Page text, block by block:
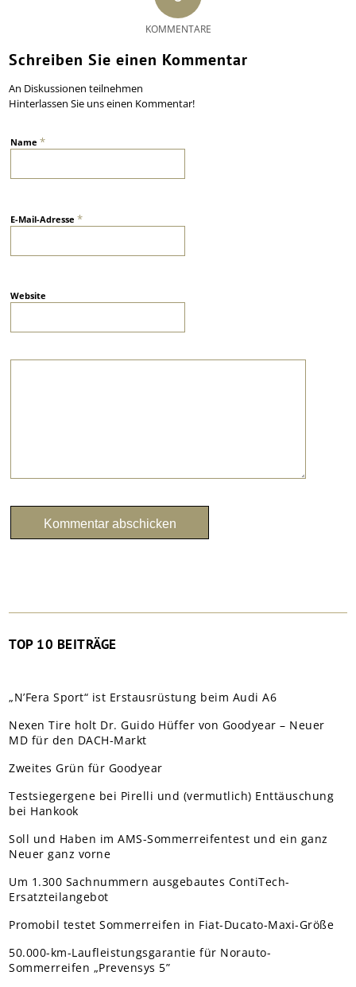
KOMMENTARE
Schreiben Sie einen Kommentar
An Diskussionen teilnehmen
Hinterlassen Sie uns einen Kommentar!
Name*
E-Mail-Adresse*
Website
TOP 10 BEITRÄGE
„N’Fera Sport“ ist Erstausrüstung beim Audi A6
Nexen Tire holt Dr. Guido Hüffer von Goodyear – Neuer
MD für den DACH-Markt
Zweites Grün für Goodyear
Testsiegergene bei Pirelli und (vermutlich) Enttäuschung
bei Hankook
Soll und Haben im AMS-Sommerreifentest und ein ganz
Neuer ganz vorne
Um 1.300 Sachnummern ausgebautes ContiTech-
Ersatzteilangebot
Promobil testet Sommerreifen in Fiat-Ducato-Maxi-Größe
50.000-km-Laufleistungsgarantie für Norauto-
Sommerreifen „Prevensys 5”